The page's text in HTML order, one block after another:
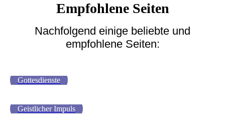
Empfohlene Seiten
Nachfolgend einige beliebte und
empfohlene Seiten:
Gottesdienste
Geistlicher Impuls